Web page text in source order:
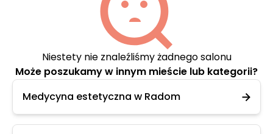
Niestety nie znaleźliśmy żadnego salonu
Może poszukamy w innym mieście lub kategorii?
Medycyna estetyczna w Radom